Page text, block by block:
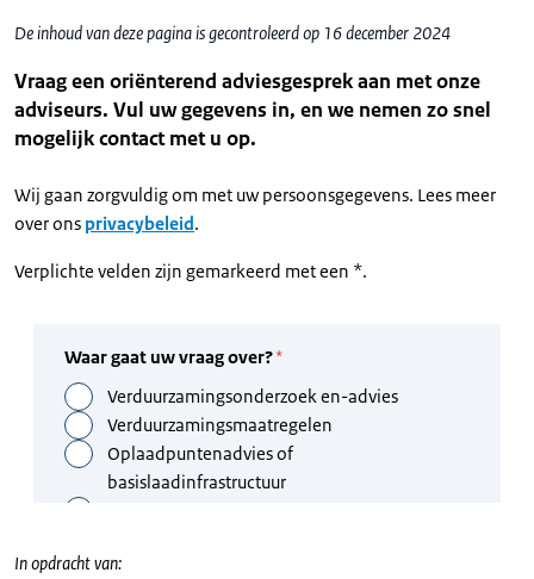
De inhoud van deze pagina is gecontroleerd op 16 december 2024
Vraag een oriënterend adviesgesprek aan met onze
adviseurs. Vul uw gegevens in, en we nemen zo snel
mogelijk contact met u op.
Wij gaan zorgvuldig om met uw persoonsgegevens. Lees meer
over ons privacybeleid.
Verplichte velden zijn gemarkeerd met een *.
In opdracht van: